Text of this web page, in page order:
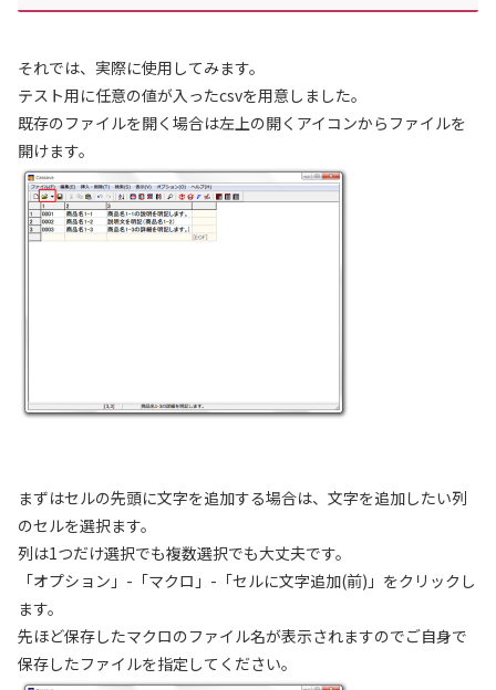
それでは、実際に使用してみます。
テスト用に任意の値が入ったcsvを用意しました。
既存のファイルを開く場合は左上の開くアイコンからファイルを
開けます。
まずはセルの先頭に文字を追加する場合は、文字を追加したい列
のセルを選択ます。
列は1つだけ選択でも複数選択でも大丈夫です。
「オプション」-「マクロ」-「セルに文字追加(前)」をクリックし
ます。
先ほど保存したマクロのファイル名が表示されますのでご自身で
保存したファイルを指定してください。